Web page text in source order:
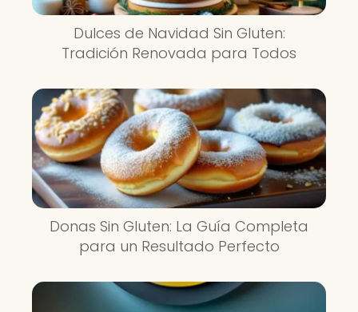
Dulces de Navidad Sin Gluten:
Tradición Renovada para Todos
Donas Sin Gluten: La Guía Completa
para un Resultado Perfecto